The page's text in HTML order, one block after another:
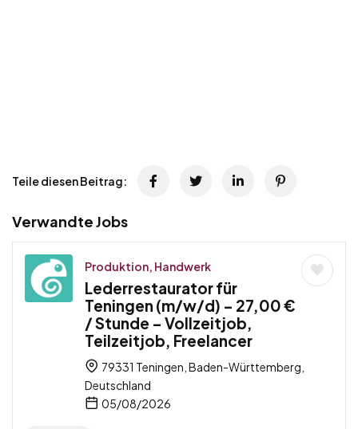
Teile diesen Beitrag:
Verwandte Jobs
Produktion, Handwerk
Lederrestaurator für
Teningen (m/w/d) – 27,00 €
/ Stunde – Vollzeitjob,
Teilzeitjob, Freelancer
79331 Teningen, Baden-Württemberg,
Deutschland
05/08/2026